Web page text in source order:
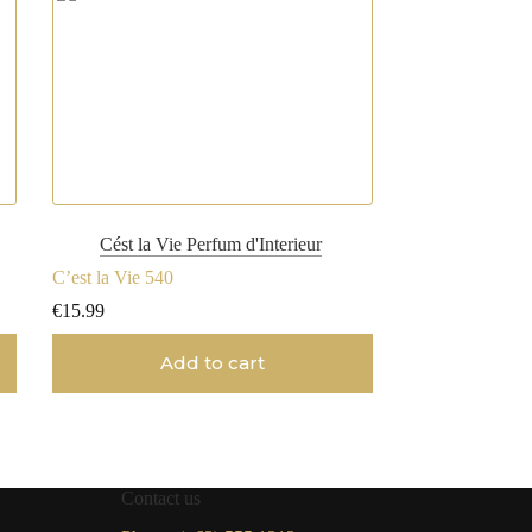
Cést la Vie Perfum d'Interieur
C’est la Vie 540
€15.99
Add to cart
Contact us